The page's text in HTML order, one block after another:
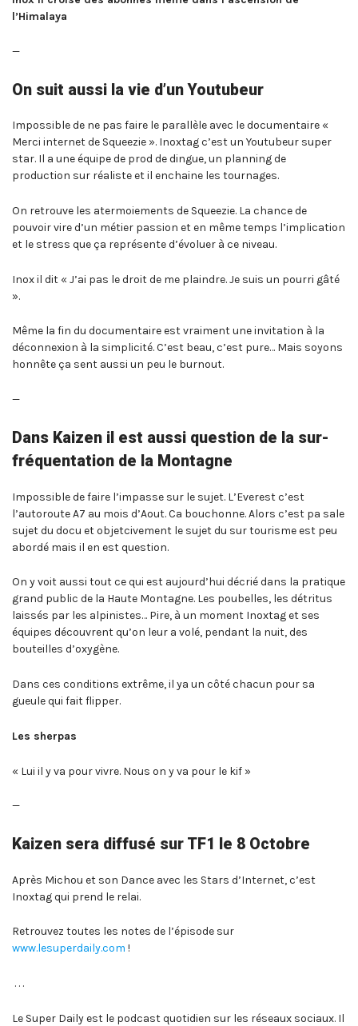
l’Himalaya
—
On suit aussi la vie d’un Youtubeur
Impossible de ne pas faire le parallèle avec le documentaire «
Merci internet de Squeezie ». Inoxtag c’est un Youtubeur super
star. Il a une équipe de prod de dingue, un planning de
production sur réaliste et il enchaine les tournages.
On retrouve les atermoiements de Squeezie. La chance de
pouvoir vire d’un métier passion et en même temps l’implication
et le stress que ça représente d’évoluer à ce niveau.
Inox il dit « J’ai pas le droit de me plaindre. Je suis un pourri gâté
».
Même la fin du documentaire est vraiment une invitation à la
déconnexion à la simplicité. C’est beau, c’est pure… Mais soyons
honnête ça sent aussi un peu le burnout.
—
Dans Kaizen il est aussi question de la sur-
fréquentation de la Montagne
Impossible de faire l’impasse sur le sujet. L’Everest c’est
l’autoroute A7 au mois d’Aout. Ca bouchonne. Alors c’est pa sale
sujet du docu et objetcivement le sujet du sur tourisme est peu
abordé mais il en est question.
On y voit aussi tout ce qui est aujourd’hui décrié dans la pratique
grand public de la Haute Montagne. Les poubelles, les détritus
laissés par les alpinistes… Pire, à un moment Inoxtag et ses
équipes découvrent qu’on leur a volé, pendant la nuit, des
bouteilles d’oxygène.
Dans ces conditions extrême, il ya un côté chacun pour sa
gueule qui fait flipper.
Les sherpas
« Lui il y va pour vivre. Nous on y va pour le kif »
—
Kaizen sera diffusé sur TF1 le 8 Octobre
Après Michou et son Dance avec les Stars d’Internet, c’est
Inoxtag qui prend le relai.
Retrouvez toutes les notes de l’épisode sur
www.lesuperdaily.com !
. . .
Le Super Daily est le podcast quotidien sur les réseaux sociaux. Il